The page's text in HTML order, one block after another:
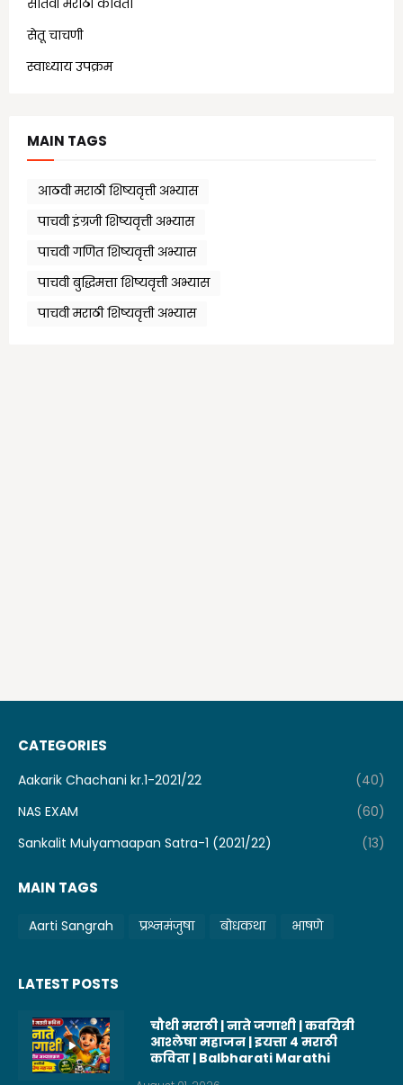
सेतू चाचणी
स्वाध्याय उपक्रम
MAIN TAGS
आठवी मराठी शिष्यवृत्ती अभ्यास
पाचवी इंग्रजी शिष्यवृत्ती अभ्यास
पाचवी गणित शिष्यवृत्ती अभ्यास
पाचवी बुद्धिमत्ता शिष्यवृत्ती अभ्यास
पाचवी मराठी शिष्यवृत्ती अभ्यास
CATEGORIES
Aakarik Chachani kr.1-2021/22
(40)
NAS EXAM
(60)
Sankalit Mulyamaapan Satra-1 (2021/22)
(13)
MAIN TAGS
Aarti Sangrah प्रश्नमंजुषा बोधकथा भाषणे
LATEST POSTS
चौथी मराठी | नाते जगाशी | कवयित्री
आश्लेषा महाजन | इयत्ता 4 मराठी
कविता | Balbharati Marathi